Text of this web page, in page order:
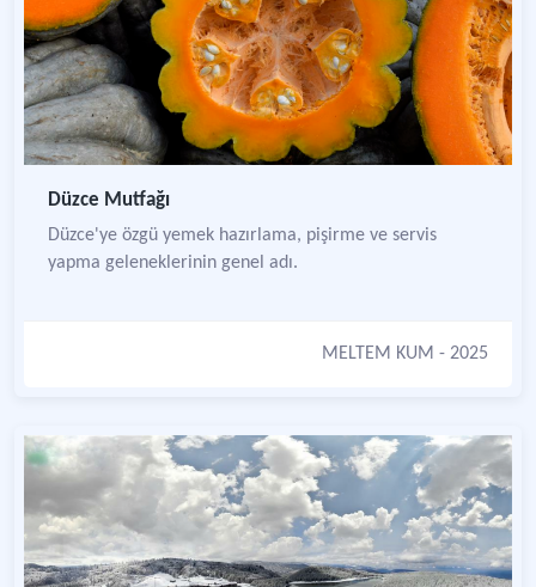
Düzce Mutfağı
Düzce'ye özgü yemek hazırlama, pişirme ve servis
yapma geleneklerinin genel adı.
MELTEM KUM - 2025